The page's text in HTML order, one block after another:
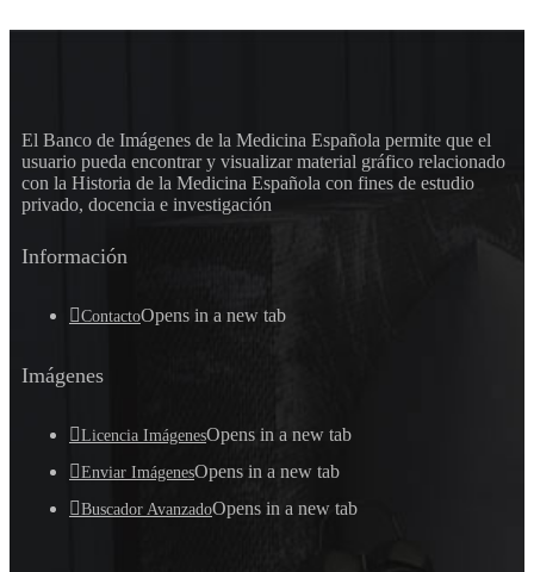
El Banco de Imágenes de la Medicina Española permite que el
usuario pueda encontrar y visualizar material gráfico relacionado
con la Historia de la Medicina Española con fines de estudio
privado, docencia e investigación
Información
ContactoOpens in a new tab
Imágenes
Licencia ImágenesOpens in a new tab
Enviar ImágenesOpens in a new tab
Buscador AvanzadoOpens in a new tab